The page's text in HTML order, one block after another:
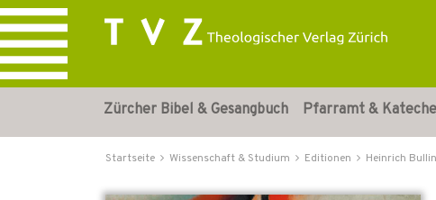
Zürcher Bibel & Gesangbuch Pfarramt &
Startseite Wissenschaft & Studium Editionen Heinrich